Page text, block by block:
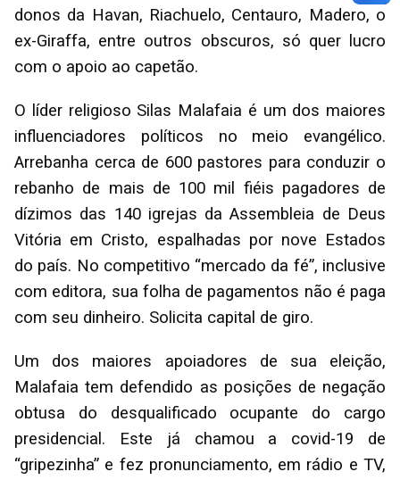
donos da Havan, Riachuelo, Centauro, Madero, o
ex-Giraffa, entre outros obscuros, só quer lucro
com o apoio ao capetão.
O líder religioso Silas Malafaia é um dos maiores
influenciadores políticos no meio evangélico.
Arrebanha cerca de 600 pastores para conduzir o
rebanho de mais de 100 mil fiéis pagadores de
dízimos das 140 igrejas da Assembleia de Deus
Vitória em Cristo, espalhadas por nove Estados
do país. No competitivo “mercado da fé”, inclusive
com editora, sua folha de pagamentos não é paga
com seu dinheiro. Solicita capital de giro.
Um dos maiores apoiadores de sua eleição,
Malafaia tem defendido as posições de negação
obtusa do desqualificado ocupante do cargo
presidencial. Este já chamou a covid-19 de
“gripezinha” e fez pronunciamento, em rádio e TV,